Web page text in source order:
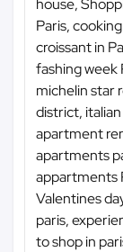
Paris,
croissant in
fashing week
michelin star
district,
apartment
apartments
appartments
Valentines
paris,
to shop in